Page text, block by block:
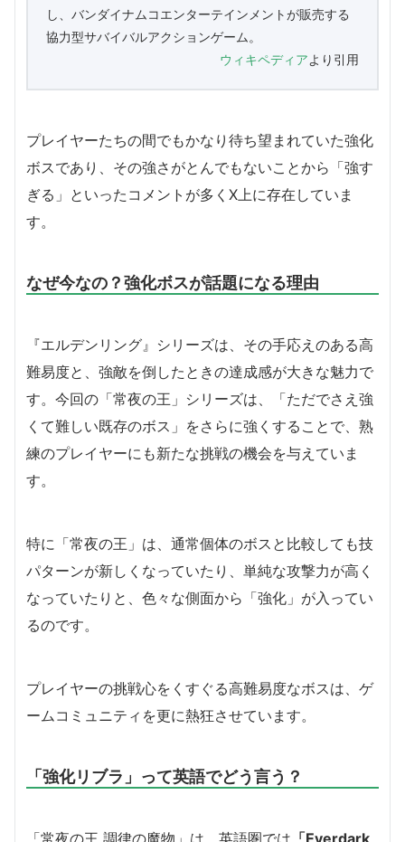
し、バンダイナムコエンターテインメントが販売する
協力型サバイバルアクションゲーム。
ウィキペディアより引用
プレイヤーたちの間でもかなり待ち望まれていた強化
ボスであり、その強さがとんでもないことから「強す
ぎる」といったコメントが多くX上に存在していま
す。
なぜ今なの？強化ボスが話題になる理由
『エルデンリング』シリーズは、その手応えのある高
難易度と、強敵を倒したときの達成感が大きな魅力で
す。今回の「常夜の王」シリーズは、「ただでさえ強
くて難しい既存のボス」をさらに強くすることで、熟
練のプレイヤーにも新たな挑戦の機会を与えていま
す。
特に「常夜の王」は、通常個体のボスと比較しても技
パターンが新しくなっていたり、単純な攻撃力が高く
なっていたりと、色々な側面から「強化」が入ってい
るのです。
プレイヤーの挑戦心をくすぐる高難易度なボスは、ゲ
ームコミュニティを更に熱狂させています。
「強化リブラ」って英語でどう言う？
「常夜の王 調律の魔物」は、英語圏では 「Everdark